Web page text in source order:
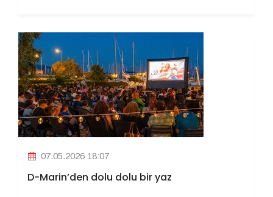
07.05.2026 18:07
D-Marin’den dolu dolu bir yaz